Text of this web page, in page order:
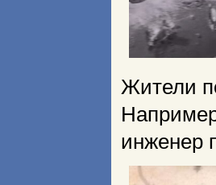
Жители
инженер